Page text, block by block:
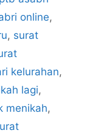
online,
, surat
kelurahan,
lagi,
menikah,